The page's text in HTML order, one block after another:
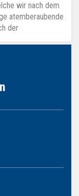
wir nach dem
atemberaubende
der